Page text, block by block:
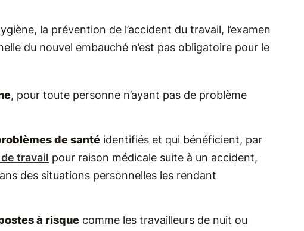
la prévention de l’accident du travail, l’examen
du nouvel embauché n’est pas obligatoire pour le
, pour toute personne n’ayant pas de problème
de santé identifiés et qui bénéficient, par
travail pour raison médicale suite à un accident,
des situations personnelles les rendant
à risque comme les travailleurs de nuit ou